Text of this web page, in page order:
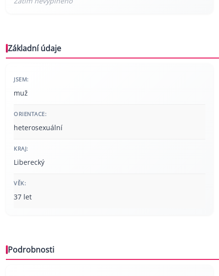
Základní údaje
JSEM:
muž
ORIENTACE:
heterosexuální
KRAJ:
Liberecký
VĚK:
37 let
Podrobnosti